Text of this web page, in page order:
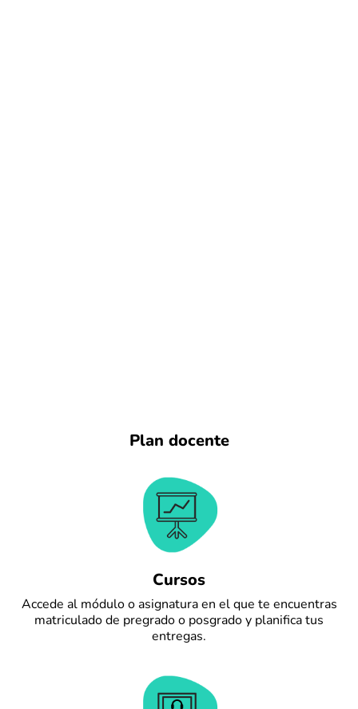
Plan docente
Cursos
Accede al módulo o asignatura en el que te encuentras
matriculado de pregrado o posgrado y planifica tus
entregas.